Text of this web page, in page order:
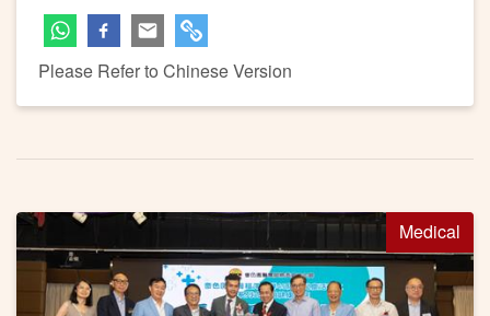
Please Refer to Chinese Version
Medical